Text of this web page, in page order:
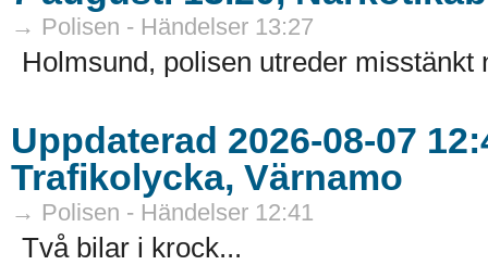
→ Polisen - Händelser 13:27
Holmsund, polisen utreder misstänkt
Uppdaterad 2026-08-07
Trafikolycka, Värnamo
→ Polisen - Händelser 12:41
Två bilar i krock...